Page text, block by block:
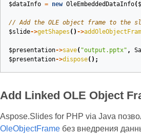
$dataInfo = new OleEmbeddedDataInfo(
// Add the OLE object frame to the
$slide->getShapes () ->
$presentation->save( "output.pptx" ,
$presentation->dispose();
Add Linked OLE Object
Aspose.Slides for PHP via Java
OleObjectFrame без внедрения